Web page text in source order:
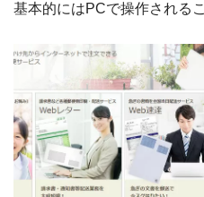
基本的にはPCで操作される